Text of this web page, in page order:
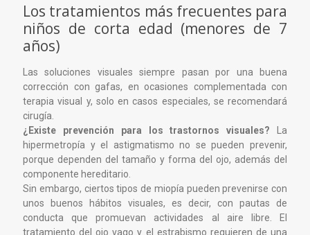
Los tratamientos más frecuentes para
niños de corta edad (menores de 7
años)
Las soluciones visuales siempre pasan por una buena
corrección con gafas, en ocasiones complementada con
terapia visual y, solo en casos especiales, se recomendará
cirugía.
¿Existe prevención para los trastornos visuales? La
hipermetropía y el astigmatismo no se pueden prevenir,
porque dependen del tamaño y forma del ojo, además del
componente hereditario.
Sin embargo, ciertos tipos de miopía pueden prevenirse con
unos buenos hábitos visuales, es decir, con pautas de
conducta que promuevan actividades al aire libre. El
tratamiento del ojo vago y el estrabismo requieren de una